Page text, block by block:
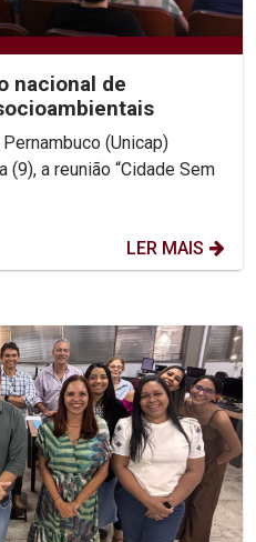
nacional de
(Unicap)
a reunião “Cidade Sem
LER MAIS